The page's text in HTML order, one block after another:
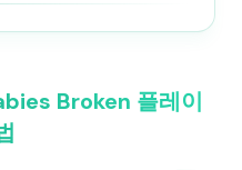
Broken 플레이